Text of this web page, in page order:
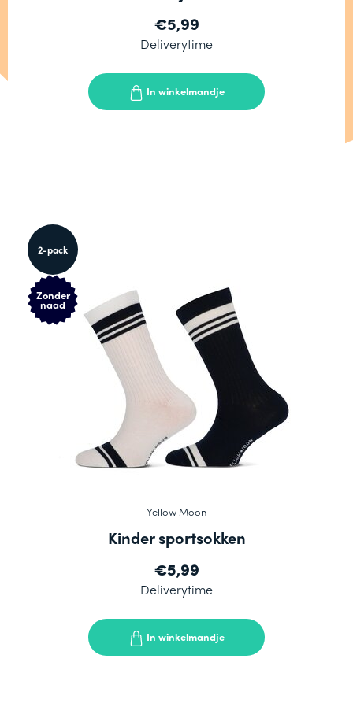
€5,99
Deliverytime
In winkelmandje
2-pack
Zonder
naad
Yellow Moon
Kinder sportsokken
€5,99
Deliverytime
In winkelmandje